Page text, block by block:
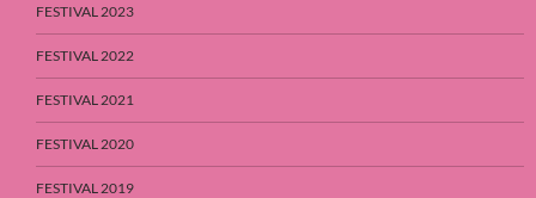
FESTIVAL 2023
FESTIVAL 2022
FESTIVAL 2021
FESTIVAL 2020
FESTIVAL 2019